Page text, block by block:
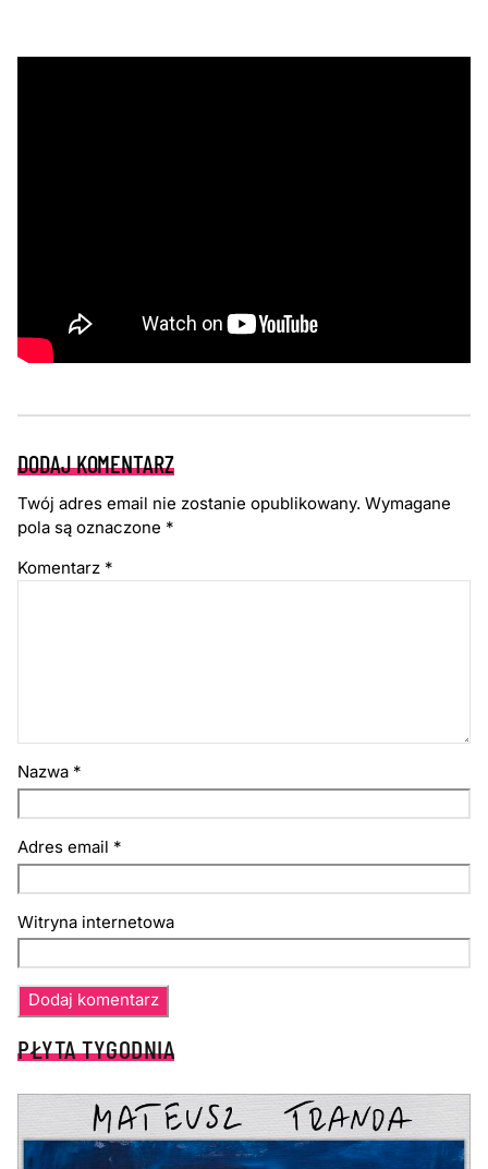
DODAJ KOMENTARZ
Twój adres email nie zostanie opublikowany. Wymagane
pola są oznaczone *
Komentarz *
Nazwa *
Adres email *
Witryna internetowa
PŁYTA TYGODNIA